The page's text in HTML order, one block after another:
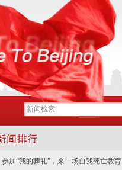
参加“我的葬礼”，来一场自我死亡教育